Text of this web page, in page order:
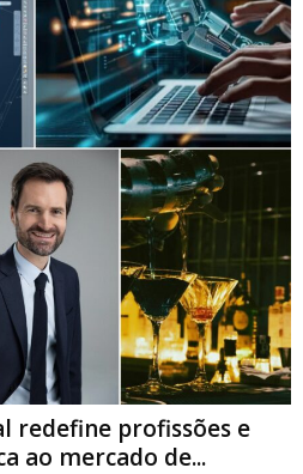
redefine profissões e
ao mercado de...